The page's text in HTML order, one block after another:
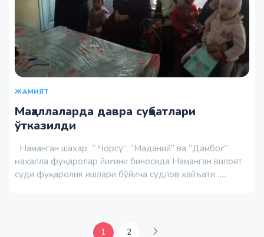
ЖАМИЯТ
Маҳаллаларда давра суҳбатлари
ўтказилди
Наманган шаҳар “ Чорсу”, “Маданий” ва “Дамбоғ”
маҳалла фуқаролар йиғини биносида Наманган вилоят
суди фуқаролик ишлари бўйича судлов ҳайъати…...
1 2